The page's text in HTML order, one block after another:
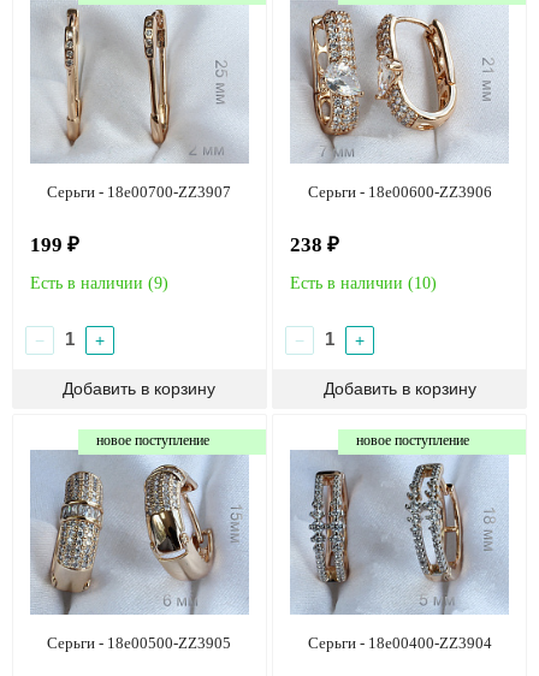
Серьги - 18e00700-ZZ3907
199 ₽
Есть в наличии (9)
− +
Серьги - 18e00600-ZZ3906
238 ₽
Есть в наличии (10)
− +
новое поступление
Серьги - 18e00500-ZZ3905
новое поступление
Серьги - 18e00400-ZZ3904